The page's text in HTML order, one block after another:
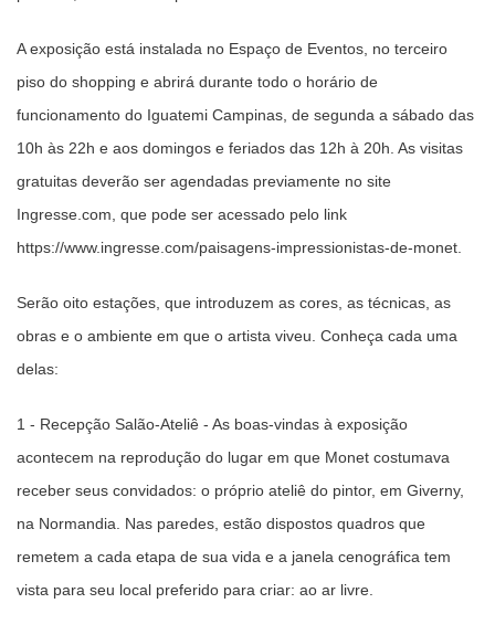
A exposição está instalada no Espaço de Eventos, no terceiro
piso do shopping e abrirá durante todo o horário de
funcionamento do Iguatemi Campinas, de segunda a sábado das
10h às 22h e aos domingos e feriados das 12h à 20h. As visitas
gratuitas deverão ser agendadas previamente no site
Ingresse.com, que pode ser acessado pelo link
https://www.ingresse.com/paisagens-impressionistas-de-monet.
Serão oito estações, que introduzem as cores, as técnicas, as
obras e o ambiente em que o artista viveu. Conheça cada uma
delas:
1 - Recepção Salão-Ateliê - As boas-vindas à exposição
acontecem na reprodução do lugar em que Monet costumava
receber seus convidados: o próprio ateliê do pintor, em Giverny,
na Normandia. Nas paredes, estão dispostos quadros que
remetem a cada etapa de sua vida e a janela cenográfica tem
vista para seu local preferido para criar: ao ar livre.